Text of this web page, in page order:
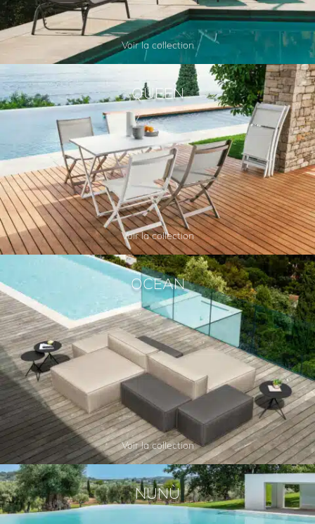
Voir la collection
QUEEN
Voir la collection
OCEAN
Voir la collection
NUNÙ